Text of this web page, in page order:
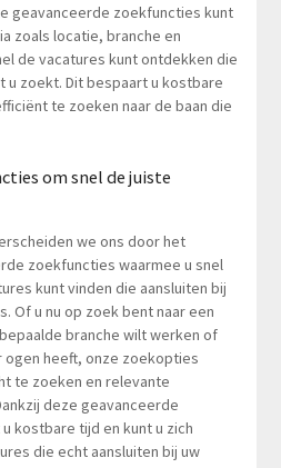
geavanceerde zoekfuncties kunt
zoals locatie, branche en
de vacatures kunt ontdekken die
u zoekt. Dit bespaart u kostbare
te zoeken naar de baan die
om snel de juiste
we ons door het
zoekfuncties waarmee u snel
kunt vinden die aansluiten bij
Of u nu op zoek bent naar een
branche wilt werken of
heeft, onze zoekopties
te zoeken en relevante
deze geavanceerde
kostbare tijd en kunt u zich
die echt aansluiten bij uw